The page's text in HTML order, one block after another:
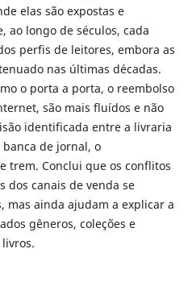
elas são expostas e
ao longo de séculos, cada
perfis de leitores, embora as
nas últimas décadas.
o porta a porta, o reembolso
são mais fluídos e não
identificada entre a livraria
de jornal, o
trem. Conclui que os conflitos
dos canais de venda se
mas ainda ajudam a explicar a
gêneros, coleções e